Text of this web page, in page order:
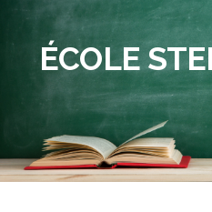
ÉCOLE